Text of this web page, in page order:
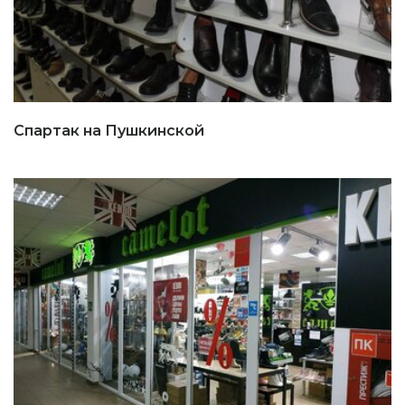
Спартак на Пушкинской